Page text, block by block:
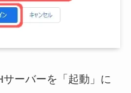
ーバーを「起動」に